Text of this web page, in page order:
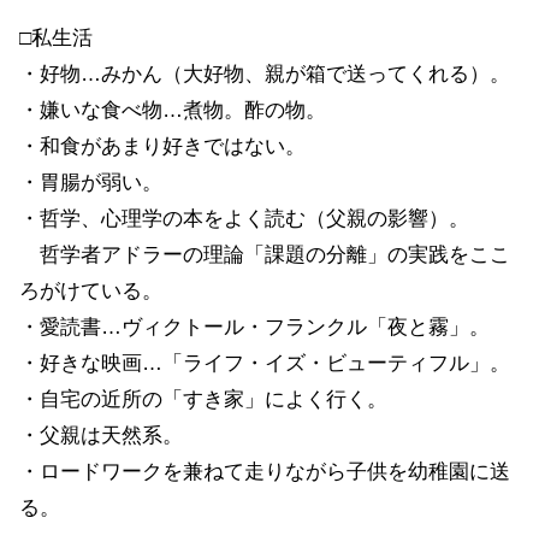
□私生活
・好物…みかん（大好物、親が箱で送ってくれる）。
・嫌いな食べ物…煮物。酢の物。
・和食があまり好きではない。
・胃腸が弱い。
・哲学、心理学の本をよく読む（父親の影響）。
哲学者アドラーの理論「課題の分離」の実践をここ
ろがけている。
・愛読書…ヴィクトール・フランクル「夜と霧」。
・好きな映画…「ライフ・イズ・ビューティフル」。
・自宅の近所の「すき家」によく行く。
・父親は天然系。
・ロードワークを兼ねて走りながら子供を幼稚園に送
る。